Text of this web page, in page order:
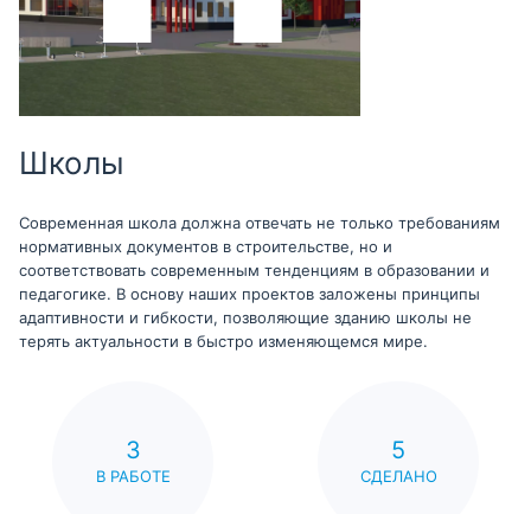
Школы
Современная школа должна отвечать не только требованиям
нормативных документов в строительстве, но и
соответствовать современным тенденциям в образовании и
педагогике. В основу наших проектов заложены принципы
адаптивности и гибкости, позволяющие зданию школы не
терять актуальности в быстро изменяющемся мире.
3
В РАБОТЕ
5
СДЕЛАНО